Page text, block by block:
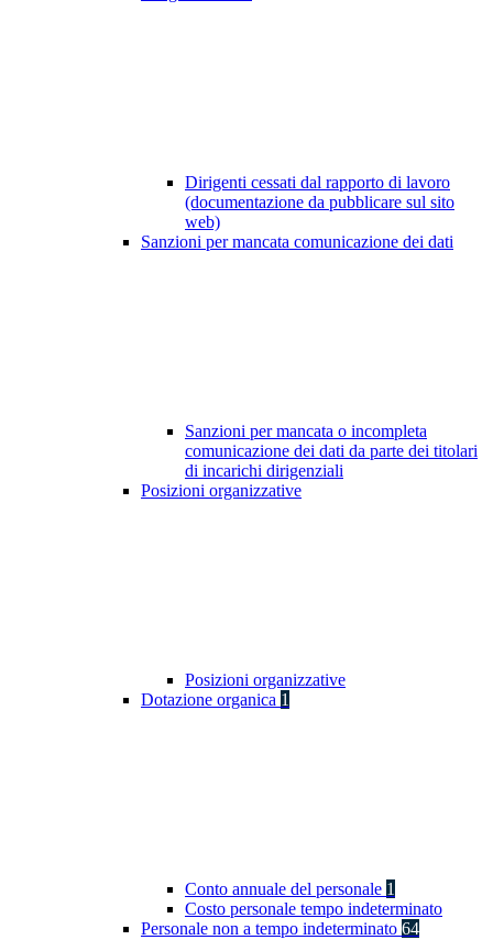
Dirigenti cessati dal rapporto di lavoro
(documentazione da pubblicare sul sito
web)
Sanzioni per mancata comunicazione dei dati
Sanzioni per mancata o incompleta
comunicazione dei dati da parte dei titolari
di incarichi dirigenziali
Posizioni organizzative
Posizioni organizzative
Dotazione organica 1
Conto annuale del personale 1
Costo personale tempo indeterminato
Personale non a tempo indeterminato 64